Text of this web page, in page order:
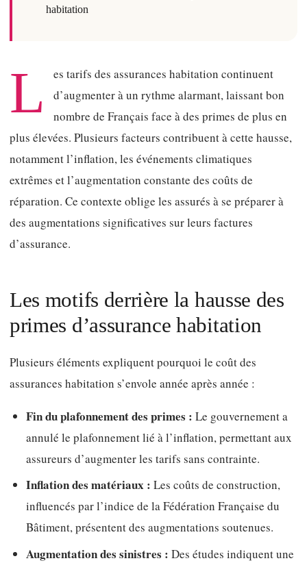
habitation
L
es tarifs des assurances habitation continuent
d’augmenter à un rythme alarmant, laissant bon
nombre de Français face à des primes de plus en
plus élevées. Plusieurs facteurs contribuent à cette hausse,
notamment l’inflation, les événements climatiques
extrêmes et l’augmentation constante des coûts de
réparation. Ce contexte oblige les assurés à se préparer à
des augmentations significatives sur leurs factures
d’assurance.
Les motifs derrière la hausse des
primes d’assurance habitation
Plusieurs éléments expliquent pourquoi le coût des
assurances habitation s’envole année après année :
Fin du plafonnement des primes : Le gouvernement a
annulé le plafonnement lié à l’inflation, permettant aux
assureurs d’augmenter les tarifs sans contrainte.
Inflation des matériaux : Les coûts de construction,
influencés par l’indice de la Fédération Française du
Bâtiment, présentent des augmentations soutenues.
Augmentation des sinistres : Des études indiquent une